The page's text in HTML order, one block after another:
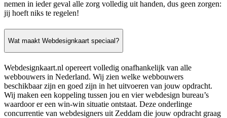
nemen in ieder geval alle zorg volledig uit handen, dus geen zorgen:
jij hoeft niks te regelen!
Wat maakt Webdesignkaart speciaal?
Webdesignkaart.nl opereert volledig onafhankelijk van alle
webbouwers in Nederland. Wij zien welke webbouwers
beschikbaar zijn en goed zijn in het uitvoeren van jouw opdracht.
Wij maken een koppeling tussen jou en vier webdesign bureau’s
waardoor er een win-win situatie ontstaat. Deze onderlinge
concurrentie van webdesigners uit Zeddam die jouw opdracht graag